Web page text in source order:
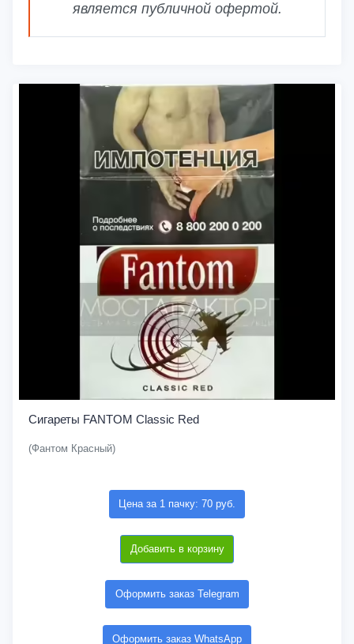
является публичной офертой.
Сигареты FANTOM Classic Red
(Фантом Красный)
Цена за 1 пачку: 70 руб.
Добавить в корзину
Оформить заказ Telegram
Оформить заказ WhatsApp